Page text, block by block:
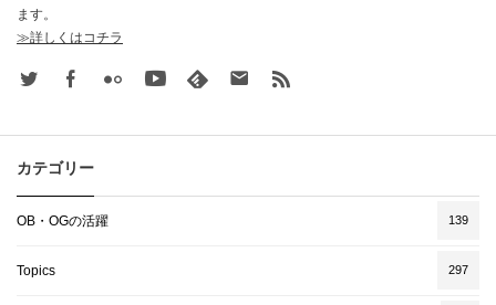
ます。
≫詳しくはコチラ
Twitter FacebookFlickr Youtube feedly Contact
カテゴリー
OB・OGの活躍 139
Topics 297